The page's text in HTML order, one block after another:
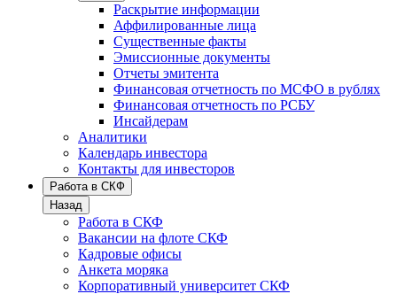
Раскрытие информации
Аффилированные лица
Существенные факты
Эмиссионные документы
Отчеты эмитента
Финансовая отчетность по МСФО в рублях
Финансовая отчетность по РСБУ
Инсайдерам
Аналитики
Календарь инвестора
Контакты для инвесторов
Работа в СКФ
Назад
Работа в СКФ
Вакансии на флоте СКФ
Кадровые офисы
Анкета моряка
Корпоративный университет СКФ